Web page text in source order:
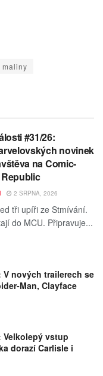
maliny
#31/26:
novinek
na Comic-
2 SRPNA, 2026
tři upíři ze Stmívání.
do MCU. Připravuje...
V nových trailerech se
Man, Clayface
Velkolepý vstup
dorazí Carlisle i